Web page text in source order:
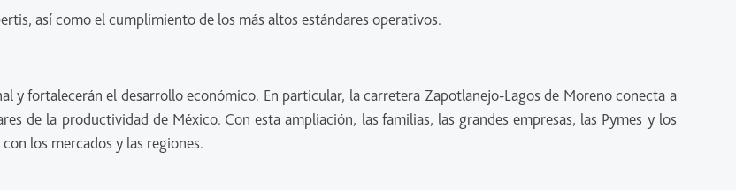
así como el cumplimiento de los más altos estándares operativos.
y fortalecerán el desarrollo económico. En particular, la carretera Zapotlanejo-Lagos de Moreno conecta a
de la productividad de México. Con esta ampliación, las familias, las grandes empresas, las Pymes y los
los mercados y las regiones.